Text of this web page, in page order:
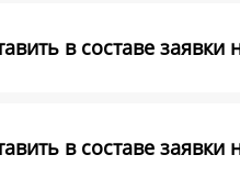
в составе заявки
в составе заявки